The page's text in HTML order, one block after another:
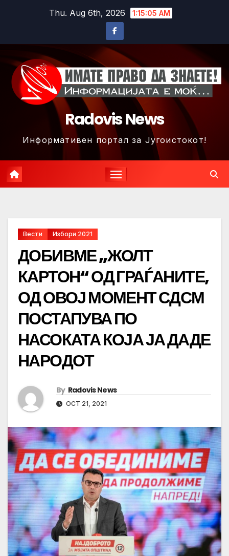
Thu. Aug 6th, 2026 1:15:08 AM
Radovis News
Информативен портал за Југоистокот!
Вести Избори 2021
ДОБИВМЕ „ЖОЛТ
КАРТОН“ ОД ГРАЃАНИТЕ,
ОД ОВОЈ МОМЕНТ СДСМ
ПОСТАПУВА ПО
НАСОКАТА КОЈА ЈА ДАДЕ
НАРОДОТ
By Radovis News
OCT 21, 2021